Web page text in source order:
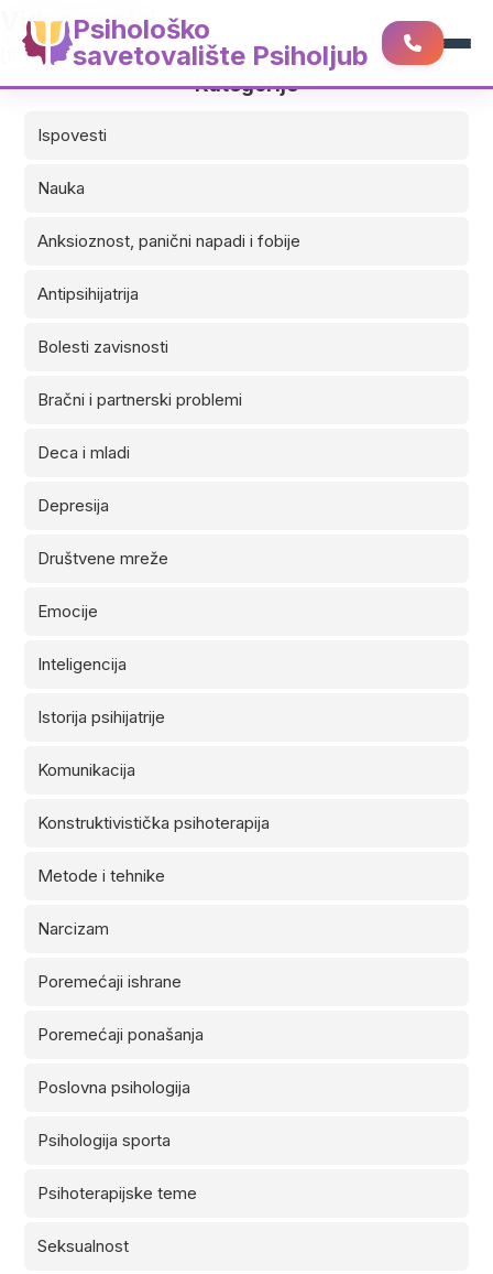
Psihološko
savetovalište Psiholjub
Video zapisi
[the-post-grid id=”3746″ title=”Video zapisi”]
Kategorije
Ispovesti
Nauka
Anksioznost, panični napadi i fobije
Antipsihijatrija
Bolesti zavisnosti
Bračni i partnerski problemi
Deca i mladi
Depresija
Društvene mreže
Emocije
Inteligencija
Istorija psihijatrije
Komunikacija
Konstruktivistička psihoterapija
Metode i tehnike
Narcizam
Poremećaji ishrane
Poremećaji ponašanja
Poslovna psihologija
Psihologija sporta
Psihoterapijske teme
Seksualnost